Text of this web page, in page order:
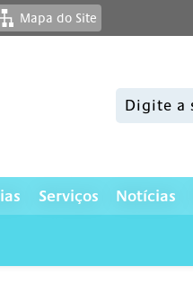
Mapa do Site
Pesquisar:
Serviços Notícias